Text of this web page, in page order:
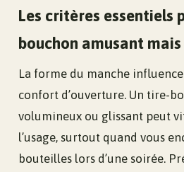
Les critères essentiels
bouchon amusant
La forme du manche
confort d’ouverture. Un tire-
volumineux ou glissant peut
l’usage, surtout quand vous
bouteilles lors d’une soirée.